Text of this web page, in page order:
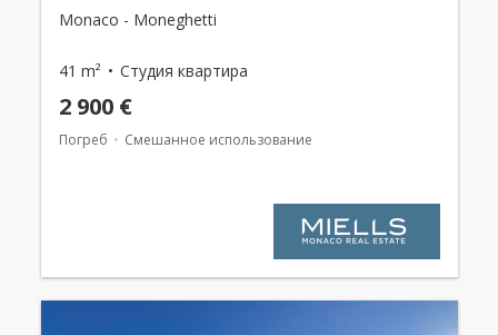
Monaco - Moneghetti
41 m² Студия квартира
2 900 €
Погреб Смешанное использование